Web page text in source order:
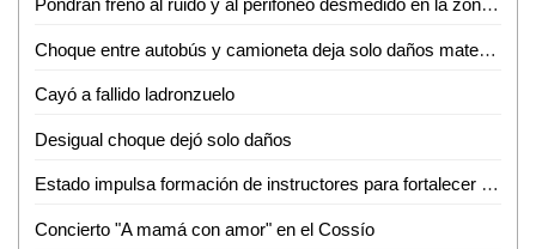
Pondrán freno al ruido y al perifoneo desmedido en la zona centro de Ciudad Valles
Choque entre autobús y camioneta deja solo daños materiales
Cayó a fallido ladronzuelo
Desigual choque dejó solo daños
Estado impulsa formación de instructores para fortalecer el capital humano
Concierto "A mamá con amor" en el Cossío